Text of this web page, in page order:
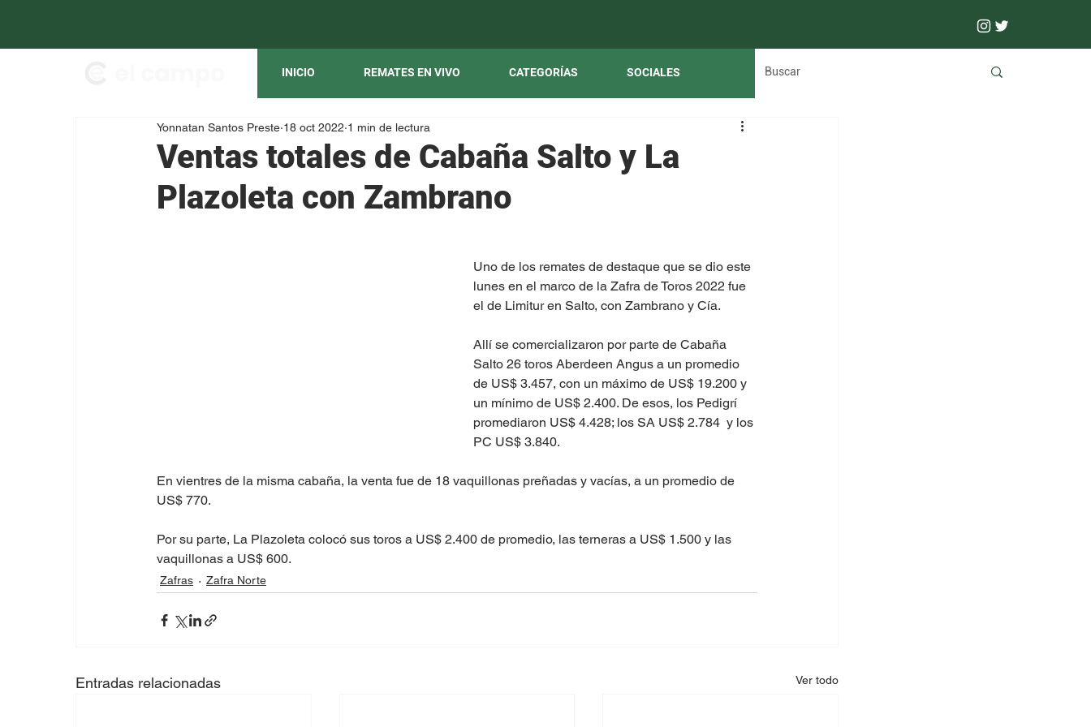
INICIO REMATES EN VIVO CATEGORÍAS SOCIALES
Ventas totales de Cabaña Salto y La
Plazoleta con Zambrano
Yonnatan Santos Preste 18 oct 2022 1 min de lectura
Uno de los remates de destaque que se dio este
lunes en el marco de la Zafra de Toros 2022 fue
el de Limitur en Salto, con Zambrano y Cía.
Allí se comercializaron por parte de Cabaña
Salto 26 toros Aberdeen Angus a un promedio
de US$ 3.457, con un máximo de US$ 19.200 y
un mínimo de US$ 2.400. De esos, los Pedigrí
promediaron US$ 4.428; los SA US$ 2.784  y los
PC US$ 3.840.
En vientres de la misma cabaña, la venta fue de 18 vaquillonas preñadas y vacías, a un promedio de
US$ 770.
Por su parte, La Plazoleta colocó sus toros a US$ 2.400 de promedio, las terneras a US$ 1.500 y las
vaquillonas a US$ 600.
Zafras Zafra Norte
Entradas relacionadas Ver todo